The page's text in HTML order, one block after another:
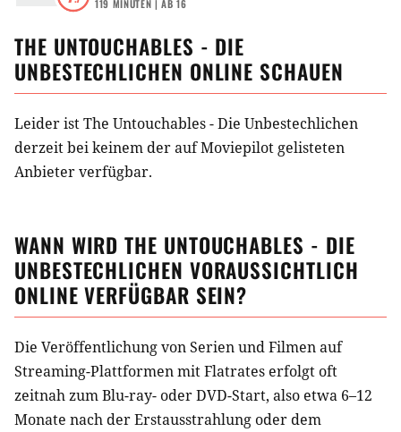
119 MINUTEN |AB 16
THE UNTOUCHABLES - DIE
UNBESTECHLICHEN ONLINE SCHAUEN
Leider ist The Untouchables - Die Unbestechlichen
derzeit bei keinem der auf Moviepilot gelisteten
Anbieter verfügbar.
WANN WIRDTHE UNTOUCHABLES - DIE
UNBESTECHLICHEN VORAUSSICHTLICH
ONLINE VERFÜGBAR SEIN?
Die Veröffentlichung von Serien und Filmen auf
Streaming-Plattformen mit Flatrates erfolgt oft
zeitnah zum Blu-ray- oder DVD-Start, also etwa 6–12
Monate nach der Erstausstrahlung oder dem